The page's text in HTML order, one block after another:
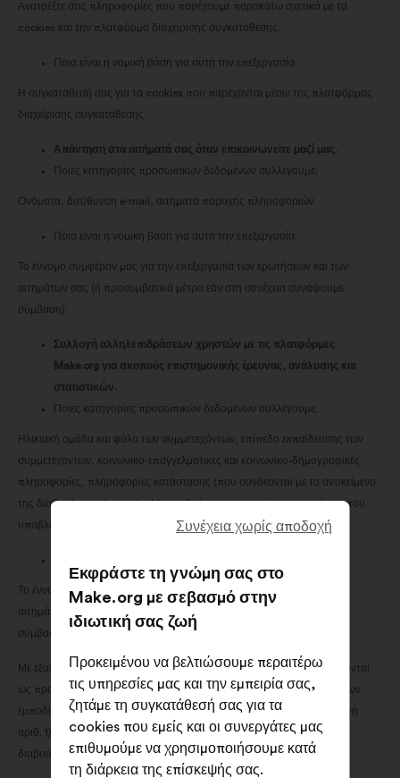
Ανατρέξτε στις πληροφορίες που παρέχουμε παρακάτω σχετικά με τα
cookies και την πλατφόρμα διαχείρισης συγκατάθεσης.
Ποια είναι η νομική βάση για αυτή την επεξεργασία;
Η συγκατάθεσή σας για τα cookies που παρέχονται μέσω της πλατφόρμας
διαχείρισης συγκατάθεσης.
Απάντηση στα αιτήματά σας όταν επικοινωνείτε μαζί μας.
Ποιες κατηγορίες προσωπικών δεδομένων συλλέγουμε;
Ονόματα, διεύθυνση e-mail, αιτήματα παροχής πληροφοριών
Ποια είναι η νομική βάση για αυτή την επεξεργασία;
Το έννομο συμφέρον μας για την επεξεργασία των ερωτήσεων και των
αιτημάτων σας (ή προσυμβατικά μέτρα εάν στη συνέχεια συνάψουμε
σύμβαση).
Συλλογή αλληλεπιδράσεων χρηστών με τις πλατφόρμες
Make.org για σκοπούς επιστημονικής έρευνας, ανάλυσης και
στατιστικών.
Ποιες κατηγορίες προσωπικών δεδομένων συλλέγουμε;
Ηλικιακή ομάδα και φύλο των συμμετεχόντων, επίπεδο εκπαίδευσης των
συμμετεχόντων, κοινωνικο-επαγγελματικές και κοινωνικο-δημογραφικές
πληροφορίες, πληροφορίες κατάστασης (που συνδέονται με το αντικείμενο
της διαβούλευσης), sessionId, αντιδράσεις σε προτάσεις, προτάσεις που
υποβλήθηκαν στη διαβούλευση.
Το έννομο συμφέρον μας για την επεξεργασία των ερωτήσεων και των
αιτημάτων σας (ή προσυμβατικά μέτρα εάν στη συνέχεια συνάψουμε
σύμβαση).
Με εξαίρεση τις κατηγορίες προσωπικών δεδομένων που προσδιορίζονται
ως προαιρετικές, η άρνηση παροχής των προαναφερθέντων δεδομένων
εμποδίζει τον χρήστη να υποβάλει προτάσεις για διαβούλευση (επιλογή
αριθ. 1) ή/και να αντιδράσει σε προτάσεις που υποβάλλονται για
διαβούλευση (επιλογή αριθ. 2).
Συνέχεια χωρίς αποδοχή
Εκφράστε τη γνώμη σας στο
Make.org με σεβασμό στην
ιδιωτική σας ζωή
Προκειμένου να βελτιώσουμε περαιτέρω
τις υπηρεσίες μας και την εμπειρία σας,
ζητάμε τη συγκατάθεσή σας για τα
cookies που εμείς και οι συνεργάτες μας
επιθυμούμε να χρησιμοποιήσουμε κατά
τη διάρκεια της επίσκεψής σας.